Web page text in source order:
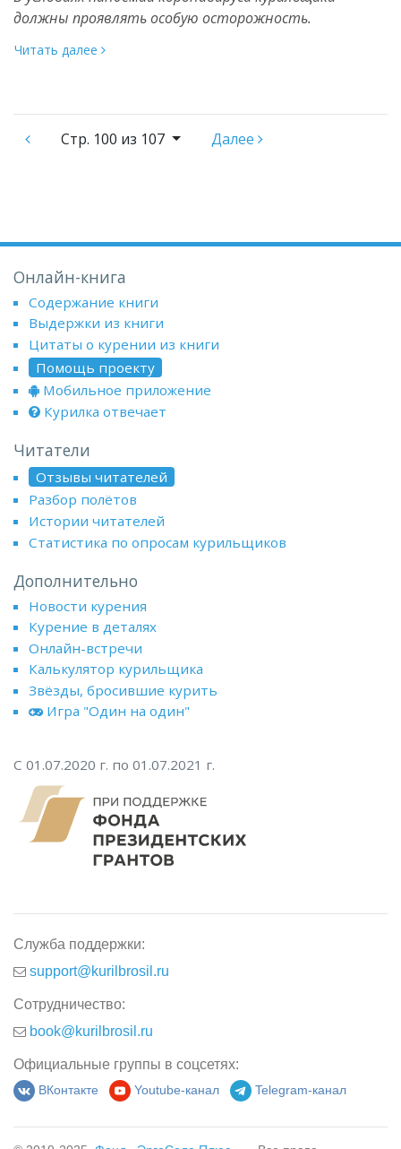
должны проявлять особую осторожность.
Читать далее
Стр. 100 из 107 Далее
Онлайн-книга
Содержание книги
Выдержки из книги
Цитаты о курении из книги
Помощь проекту
Мобильное приложение
Курилка отвечает
Читатели
Отзывы читателей
Разбор полётов
Истории читателей
Статистика по опросам курильщиков
Дополнительно
Новости курения
Курение в деталях
Онлайн-встречи
Калькулятор курильщика
Звёзды, бросившие курить
Игра "Один на один"
С 01.07.2020 г. по 01.07.2021 г.
Служба поддержки:
support@kurilbrosil.ru
Сотрудничество:
book@kurilbrosil.ru
Официальные группы в соцсетях:
ВКонтакте Youtube-канал Telegram-канал